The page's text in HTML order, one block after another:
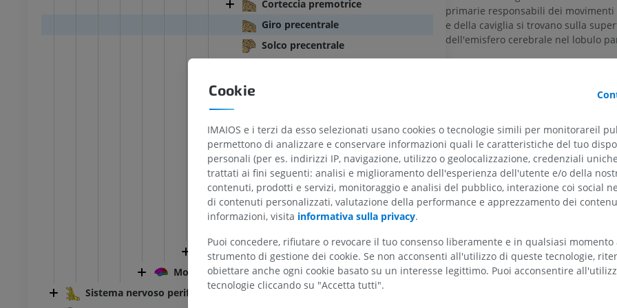
Corteccia premotrice
Giro precentrale
Solco precentrale
Giro frontale superiore
Solco frontale superiore
Lobo parietale
Lobo occipitale
Lobo temporale
Superficie inferomediale dell’emisfero cerebrale
Morfologia esterna
Sistema nervoso periferico
primarie responsabili dei movimenti
e della caviglia si trovano sulla
dell'emisfero cerebrale nel lobulo
movimento specifico dipendono
che dalle dimensioni dei muscoli
conseguenza, i muscoli del tronco e
hanno rappresentazioni più piccole
precentralerispetto ai movimenti
mani.
È fondamentale comprendere che la
progetta schemi di movimento. Il suo
quello di eseguire i movimenti
volta completata la pianificazione
da parte dell'area premotoria, il
RMN dell’astragalo
RMN dell’avampiede
RMN dell’arto inferiore
PREMIUM
Radiografia dell’arto
inferiore
RMN della spalla
RM
PREMIUM
RMN del polso
PREMIUM
RMN del gomito
Arto inferiore
Illustrazioni
Radiografia
inferiore
Radiografie
GRATUITO
RM
PREMIUM
Cookie
IMAIOS e i terzi da esso selezionati usano cookies o tecnologie simili per monitorareil
permettono di analizzare e conservare informazioni quali le caratteristiche del tuo
personali (per es. indirizzi IP, navigazione, utilizzo o geolocalizzazione, credenziali
trattati ai fini seguenti: analisi e miglioramento dell'esperienza dell'utente e/o della
contenuti, prodotti e servizi, monitoraggio e analisi del pubblico, interazione coi social
di contenuti personalizzati, valutazione della performance e apprezzamento dei
informazioni, visita informativa sulla privacy.
Puoi concedere, rifiutare o revocare il tuo consenso liberamente e in qualsiasi
strumento di gestione dei cookie. Se non acconsenti all'utilizzo di queste tecnologie,
obiettare anche ogni cookie basato su un interesse legittimo. Puoi acconsentire
tecnologie cliccando su "Accetta tutti".